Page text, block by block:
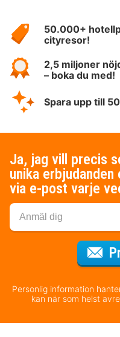
HotelSpecials
50.000+
cityresor!
2,5 miljoner
– boka du med!
Spara upp till
Ja, jag vill precis
unika
via e-post varje
Personlig information
kan när som helst